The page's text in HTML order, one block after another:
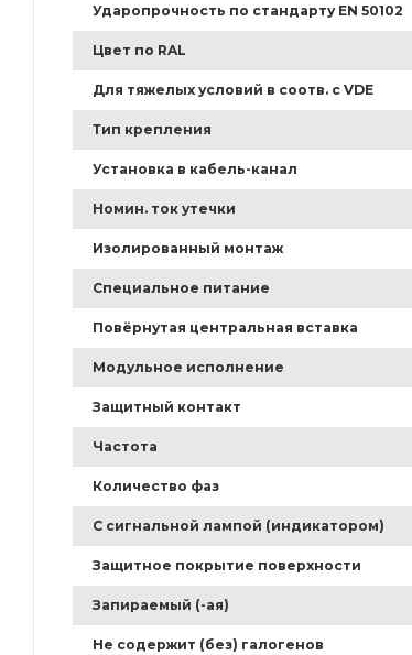
Ударопрочность по стандарту EN 50102
Цвет по RAL
Для тяжелых условий в соотв. с VDE
Тип крепления
Установка в кабель-канал
Номин. ток утечки
Изолированный монтаж
Специальное питание
Повёрнутая центральная вставка
Модульное исполнение
Защитный контакт
Частота
Количество фаз
С сигнальной лампой (индикатором)
Защитное покрытие поверхности
Запираемый (-ая)
Не содержит (без) галогенов